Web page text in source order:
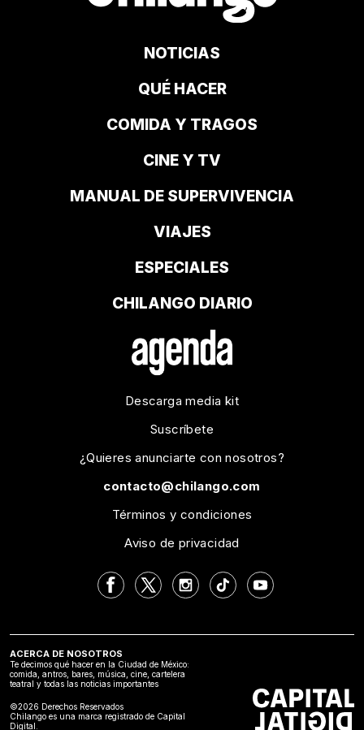
NOTICIAS
QUÉ HACER
COMIDA Y TRAGOS
CINE Y TV
MANUAL DE SUPERVIVENCIA
VIAJES
ESPECIALES
CHILANGO DIARIO
Descarga media kit
Suscríbete
¿Quieres anunciarte con nosotros?
contacto@chilango.com
Términos y condiciones
Aviso de privacidad
ACERCA DE NOSOTROS
Te decimos qué hacer en la Ciudad de México:
comida, antros, bares, música, cine, cartelera
teatral y todas las noticias importantes
©2026 Derechos Reservados
Chilango es una marca registrado de Capital
Digital.